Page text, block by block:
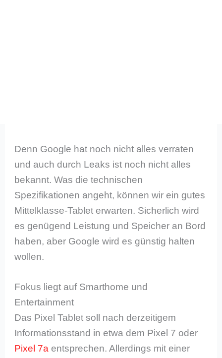
Denn Google hat noch nicht alles verraten
und auch durch Leaks ist noch nicht alles
bekannt. Was die technischen
Spezifikationen angeht, können wir ein gutes
Mittelklasse-Tablet erwarten. Sicherlich wird
es genügend Leistung und Speicher an Bord
haben, aber Google wird es günstig halten
wollen.
Fokus liegt auf Smarthome und
Entertainment
Das Pixel Tablet soll nach derzeitigem
Informationsstand in etwa dem Pixel 7 oder
Pixel 7a entsprechen. Allerdings mit einer